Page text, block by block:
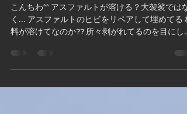
今月の家族行事^^
こんちわ^^ アスファルトが溶ける？大袈裟ではな
く... アスファルトのヒビをリペアして埋めてる
つまり暑いあつい......